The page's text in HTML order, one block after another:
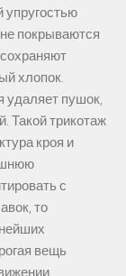
упругостью
покрываются
хлопок.
удаляет пушок,
Такой трикотаж
кроя и
с
то
вещь